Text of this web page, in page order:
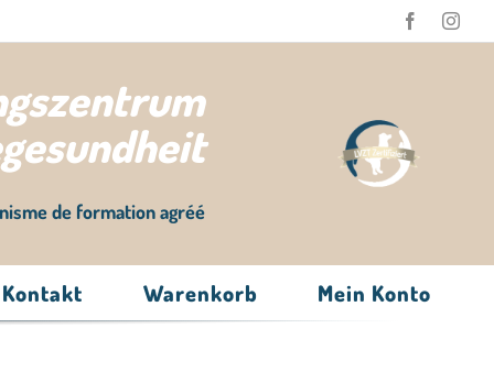
de formation agréé
Kontakt Warenkorb Mein Konto